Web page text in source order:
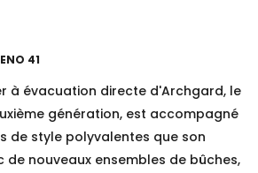
41
à évacuation directe d'Archgard, le
génération, est accompagné
de style polyvalentes que son
de nouveaux ensembles de bûches,